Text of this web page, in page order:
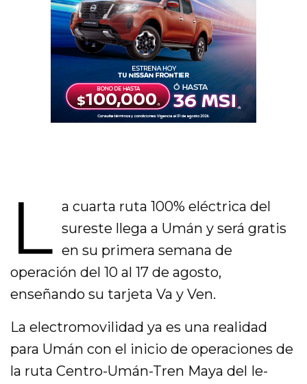
L a cuarta ruta 100% eléctrica del
sureste llega a Umán y será gratis
en su primera semana de
operación del 10 al 17 de agosto,
enseñando su tarjeta Va y Ven.
La electromovilidad ya es una realidad
para Umán con el inicio de operaciones de
la ruta Centro-Umán-Tren Maya del Ie-